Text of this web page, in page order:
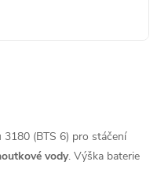
3180 (BTS 6) pro stáčení
vody. Výška baterie